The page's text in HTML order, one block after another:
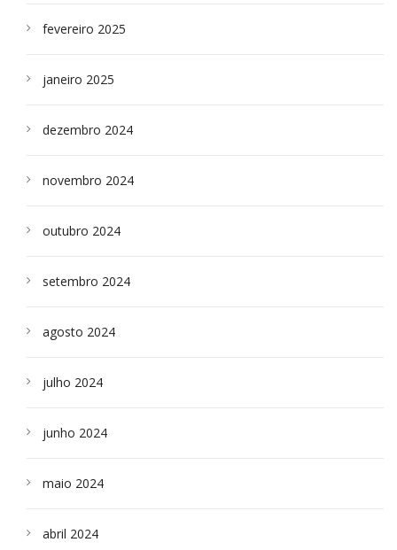
fevereiro 2025
janeiro 2025
dezembro 2024
novembro 2024
outubro 2024
setembro 2024
agosto 2024
julho 2024
junho 2024
maio 2024
abril 2024